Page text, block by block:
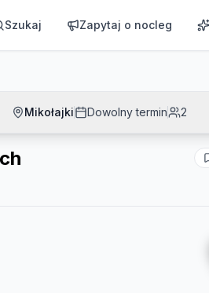
Szukaj Zapytaj o nocleg
Mikołajki Dowolny termin 2